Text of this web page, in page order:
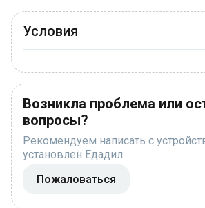
Условия
Возникла проблема или
вопросы?
Рекомендуем написать с
установлен Едадил
Пожаловаться